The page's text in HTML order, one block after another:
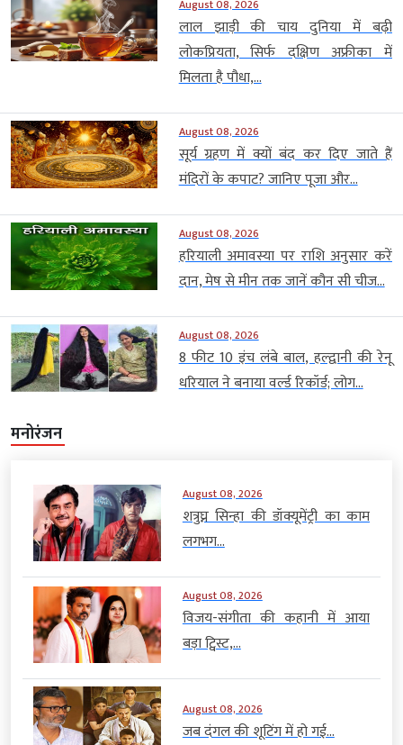
August 08, 2026
लाल झाड़ी की चाय दुनिया में बढ़ी
लोकप्रियता, सिर्फ दक्षिण अफ्रीका में
मिलता है पौधा,...
August 08, 2026
सूर्य ग्रहण में क्यों बंद कर दिए जाते हैं
मंदिरों के कपाट? जानिए पूजा और...
August 08, 2026
हरियाली अमावस्या पर राशि अनुसार करें
दान, मेष से मीन तक जानें कौन सी चीज...
August 08, 2026
8 फीट 10 इंच लंबे बाल, हल्द्वानी की रेनू
धरियाल ने बनाया वर्ल्ड रिकॉर्ड; लोग...
मनोरंजन
August 08, 2026
शत्रुघ्न सिन्हा की डॉक्यूमेंट्री का काम
लगभग...
August 08, 2026
विजय-संगीता की कहानी में आया
बड़ा ट्विस्ट,...
August 08, 2026
जब दंगल की शूटिंग में हो गई...